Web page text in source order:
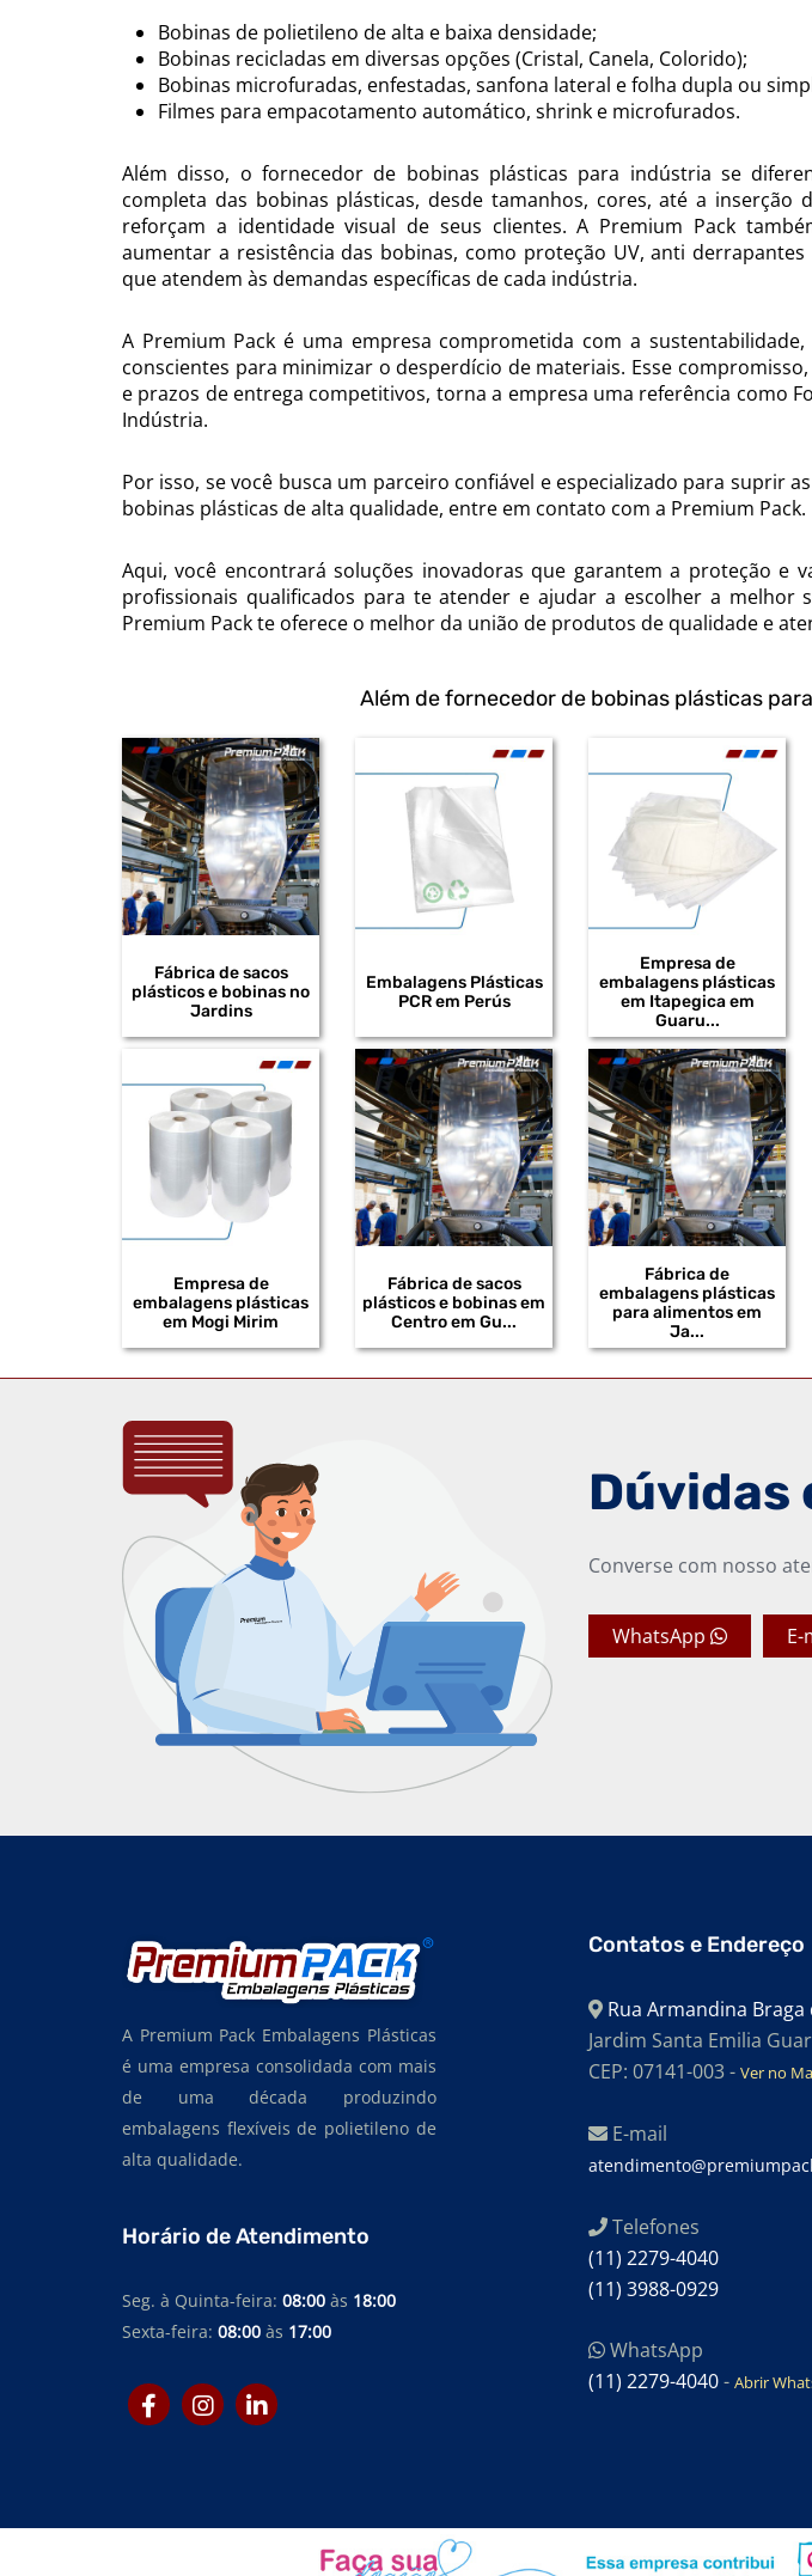
Bobinas de polietileno de alta e baixa densidade;
Bobinas recicladas em diversas opções (Cristal, Canela, Colorido);
Bobinas microfuradas, enfestadas, sanfona lateral e folha dupla ou
Filmes para empacotamento automático, shrink e microfurados.
Além disso, o fornecedor de bobinas plásticas para indústria se
completa das bobinas plásticas, desde tamanhos, cores, até a inserção
reforçam a identidade visual de seus clientes. A Premium Pack
aumentar a resistência das bobinas, como proteção UV, anti
que atendem às demandas específicas de cada indústria.
A Premium Pack é uma empresa comprometida com a
conscientes para minimizar o desperdício de materiais. Esse
e prazos de entrega competitivos, torna a empresa uma referência como
Indústria.
Por isso, se você busca um parceiro confiável e especializado para suprir
bobinas plásticas de alta qualidade, entre em contato com a Premium Pack.
Aqui, você encontrará soluções inovadoras que garantem a proteção e
profissionais qualificados para te atender e ajudar a escolher a melhor
Premium Pack te oferece o melhor da união de produtos de qualidade e
Além de fornecedor de bobinas plásticas
Fábrica de sacos
plásticos e bobinas no
Jardins
Embalagens Plásticas
PCR em Perús
Empresa de
embalagens plásticas
em Itapegica em
Guaru...
Empresa de
embalagens plásticas
em Mogi Mirim
Fábrica de sacos
plásticos e bobinas em
Centro em Gu...
Fábrica de
embalagens plásticas
para alimentos em
Ja...
Dúvidas
Converse com nosso
WhatsApp E-
A Premium Pack Embalagens Plásticas
é uma empresa consolidada com mais
de uma década produzindo
embalagens flexíveis de polietileno de
alta qualidade.
Horário de Atendimento
Seg. à Quinta-feira: 08:00 às 18:00
Sexta-feira: 08:00 às 17:00
Contatos e Endereço
Rua Armandina Braga
Jardim Santa Emilia
CEP: 07141-003 - Ver no
E-mail
Telefones
(11) 2279-4040
(11) 3988-0929
WhatsApp
(11) 2279-4040- Abrir